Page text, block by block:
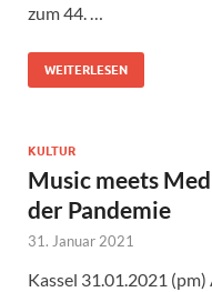
zum 44. …
WEITERLESEN
KULTUR
Music meets
der Pandemie
31. Januar 2021
Kassel 31.01.2021